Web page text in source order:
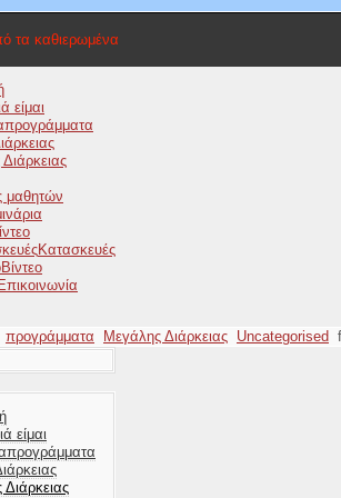
τα καθιερωμένα
είμαι
προγράμματα
μαθητών
Κατασκευές
Βίντεο
Επικοινωνία
προγράμματα Μεγάλης Διάρκειας Uncategorised
είμαι
προγράμματα